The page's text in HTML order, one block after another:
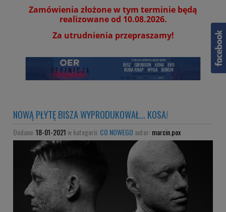
Zamówienia złożone w tym terminie będą
realizowane od 10.08.2026.
Za utrudnienia przepraszamy!
NOWĄ PŁYTĘ BISZA WYPRODUKOWAŁ... KOSA!
Dodano:18-01-2021w kategorii: CO NOWEGO autor: marcin.pox